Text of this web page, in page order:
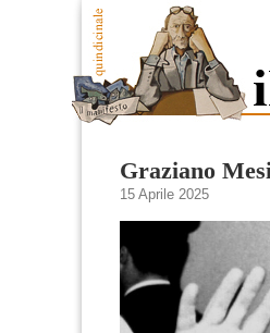
Graziano
15 Aprile 2025